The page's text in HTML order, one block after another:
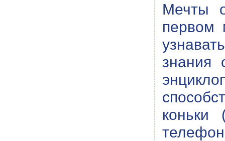
Мечты
первом
знания
коньки